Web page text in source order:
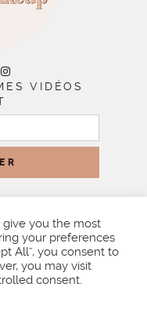
VIDÉOS
:
SHOPyou the most
your preferences
All”, you consent to
you may visit
consent.